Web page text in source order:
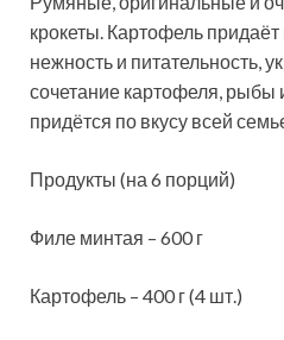
крокеты. Картофель
нежность и питательность,
сочетание картофеля, рыбы
придётся по вкусу всей
Продукты (на 6 порций)
Филе минтая – 600 г
Картофель – 400 г (4 шт.)